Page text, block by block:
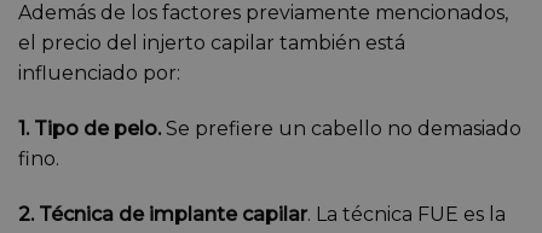
Además de los factores previamente mencionados,
el precio del injerto capilar también está
influenciado por:
1. Tipo de pelo. Se prefiere un cabello no demasiado
fino.
2. Técnica de implante capilar. La técnica FUE es la